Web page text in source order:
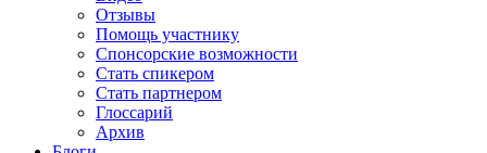
Отзывы
Помощь участнику
Спонсорские возможности
Стать спикером
Стать партнером
Глоссарий
Архив